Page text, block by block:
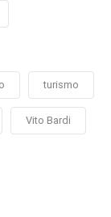
turismo
Vito Bardi